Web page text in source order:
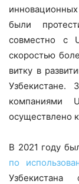
были
совместно с
скоростью
витку в
Узбекистане.
компаниями
осуществлено
В 2021 году
по